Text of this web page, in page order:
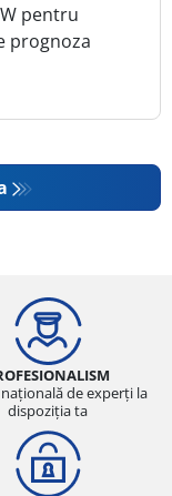
pentru
prognoza
de experți la
dispoziția ta